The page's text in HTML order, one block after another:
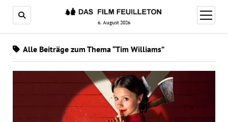
6. August 2026
Menü
öffnen
Alle Beiträge zum Thema “Tim Williams”